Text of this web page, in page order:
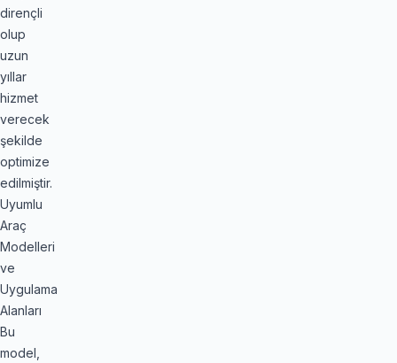
dirençli
olup
uzun
yıllar
hizmet
verecek
şekilde
optimize
edilmiştir.
Uyumlu
Araç
Modelleri
ve
Uygulama
Alanları
Bu
model,